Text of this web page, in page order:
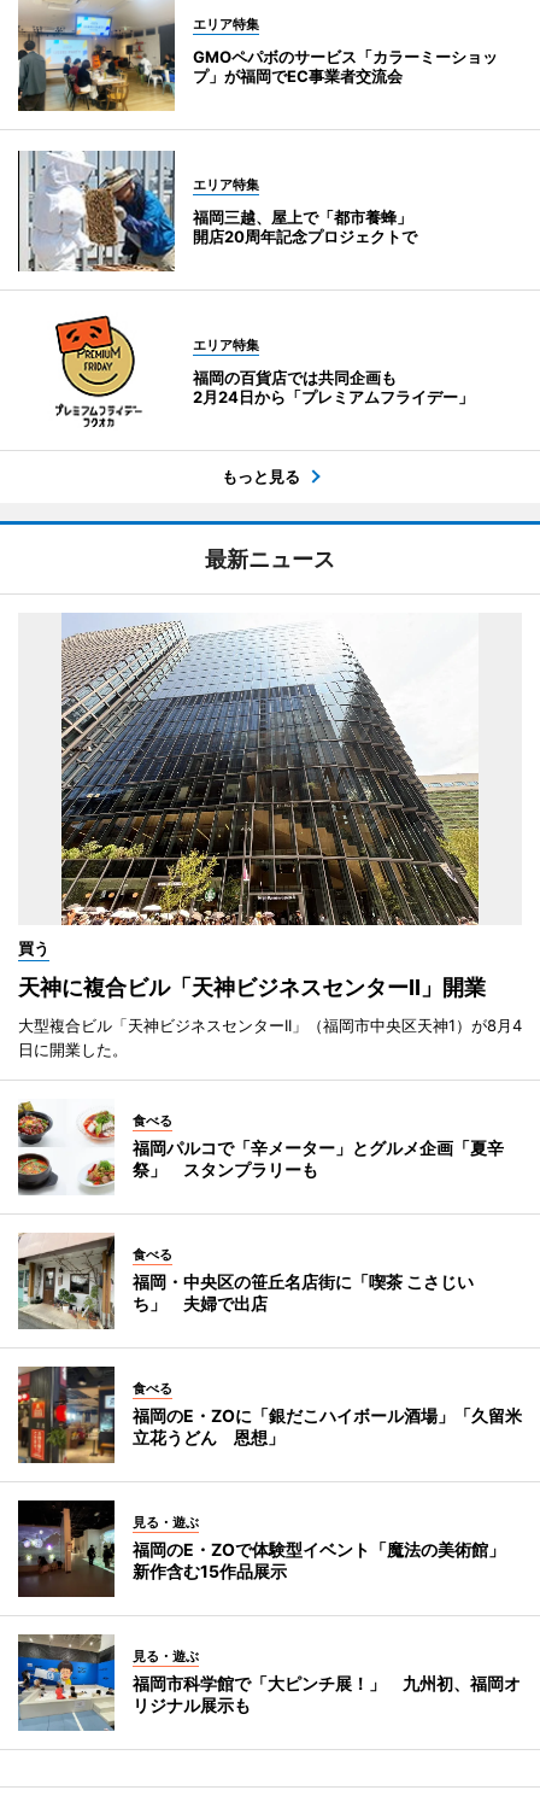
エリア特集
GMOペパボのサービス「カラーミーショッ
プ」が福岡でEC事業者交流会
エリア特集
福岡三越、屋上で「都市養蜂」
開店20周年記念プロジェクトで
エリア特集
福岡の百貨店では共同企画も
2月24日から「プレミアムフライデー」
もっと見る
最新ニュース
買う
天神に複合ビル「天神ビジネスセンターII」開業
大型複合ビル「天神ビジネスセンターII」（福岡市中央区天神1）が8月4
日に開業した。
食べる
福岡パルコで「辛メーター」とグルメ企画「夏辛
祭」 スタンプラリーも
食べる
福岡・中央区の笹丘名店街に「喫茶 こさじい
ち」 夫婦で出店
食べる
福岡のE・ZOに「銀だこハイボール酒場」「久留米
立花うどん 恩想」
見る・遊ぶ
福岡のE・ZOで体験型イベント「魔法の美術館」
新作含む15作品展示
見る・遊ぶ
福岡市科学館で「大ピンチ展！」 九州初、福岡オ
リジナル展示も